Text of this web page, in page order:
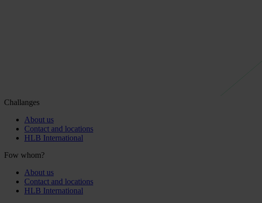
Challanges
About us
Contact and locations
HLB International
Fow whom?
About us
Contact and locations
HLB International